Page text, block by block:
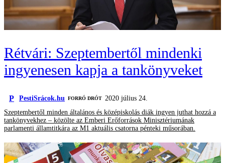
Rétvári: Szeptembertől mindenki
ingyenesen kapja a tankönyveket
P PestiSrácok.hu FORRÓ DRÓT
2020 július 24.
Szeptembertől minden általános és középiskolás diák ingyen juthat hozzá a
tankönyvekhez – közölte az Emberi Erőforrások Minisztériumának
parlamenti államtitkára az M1 aktuális csatorna pénteki műsorában.